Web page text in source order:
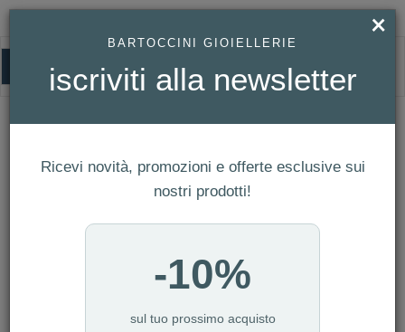
BARTOCCINI G
CATEGORIA: ANELLI
CATEGORIA: BRACCIALI
CATEGORIA: COLLANE
CATEGORIA: OROLOGI
×
BARTOCCINI GIOIELLERIE
iscriviti alla newsletter
Ricevi novità, promozioni e offerte esclusive sui
nostri prodotti!
-10%
sul tuo prossimo acquisto